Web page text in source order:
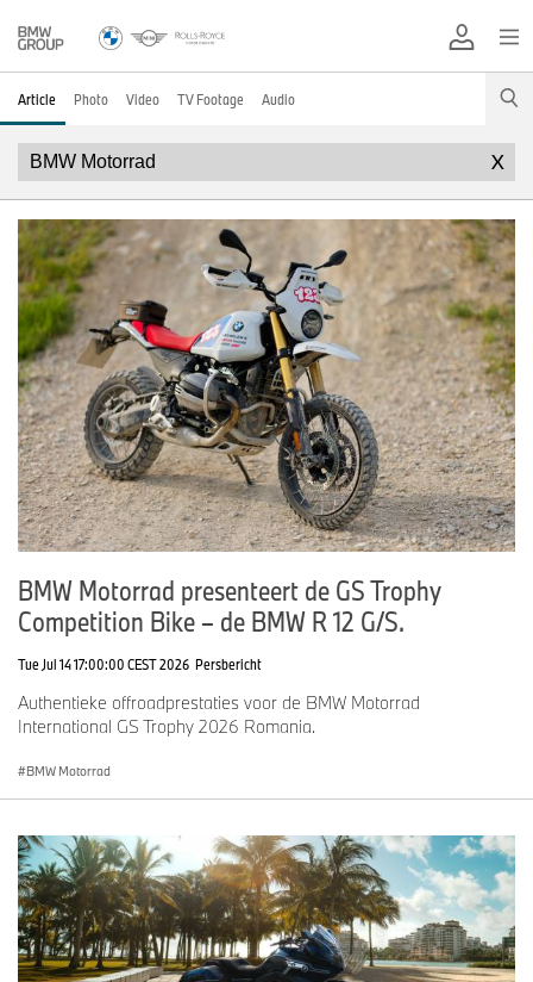
Article Photo Video TV Footage Audio
X
BMW Motorrad presenteert de GS Trophy
Competition Bike – de BMW R 12 G/S.
Tue Jul 14 17:00:00 CEST 2026 Persbericht
Authentieke offroadprestaties voor de BMW Motorrad
International GS Trophy 2026 Romania.
BMW Motorrad